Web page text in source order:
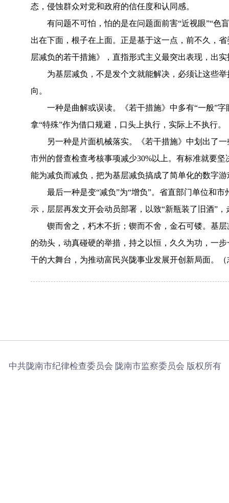
态，侵蚀群众对党和政府的信任度和认同感。
有问题不可怕，怕的是在问题面前害“近视眼”“色
出在下面，根子在上面。正是基于这一点，前不久，
层减负的若干措施》，直指形式主义最突出表现，出
为基层减负，不是发个文就能解决，必须让这些
向。
一种是曲解或误读。《若干措施》中多有“一般”
拿“特殊”作为借口规避，口头上执行，实际上不执行。
另一种是片面机械落实。《若干措施》中划出了
市州的督查检查考核事项减少30%以上。有标准就要
能为减负而减负，把为基层减负搞成了简单化的数字游
最后一种是变“减负”为“增负”。省直部门单位和
示，层层再发文开会动员部署，以致“新瓶装了旧酒”
锲而舍之，朽木不折；锲而不舍，金石可镂。基
的劲头，动真碰硬的举措，持之以恒，久久为功，一
干的大舞台，为推动富民兴陇事业发展开创新局面。（
中共陇南市纪律检查委员会 陇南市监察委员会 版权所有